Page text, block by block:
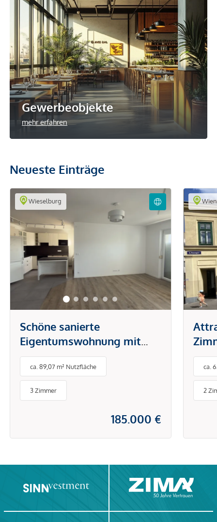
Gewerbeobjekte
mehr erfahren
Neueste Einträge
Wieselburg
Schöne sanierte
Eigentumswohnung mit
Loggia in Wieselburg!
ca. 89,07 m² Nutzfläche
3 Zimmer
185.000 €
Wien
ca.
2